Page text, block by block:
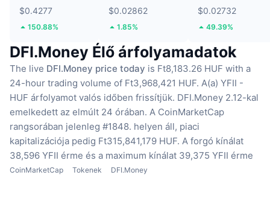
$0.4277
150.88%
$0.02862
1.85%
$0.02732
49.39%
DFI.Money Élő árfolyamadatok
The live DFI.Money price today is Ft8,183.26 HUF with a
24-hour trading volume of Ft3,968,421 HUF. A(a) YFII -
HUF árfolyamot valós időben frissítjük. DFI.Money 2.12-kal
emelkedett az elmúlt 24 órában. A CoinMarketCap
rangsorában jelenleg #1848. helyen áll, piaci
kapitalizációja pedig Ft315,841,179 HUF. A forgó kínálat
38,596 YFII érme és a maximum kínálat 39,375 YFII érme
CoinMarketCap Tokenek DFI.Money